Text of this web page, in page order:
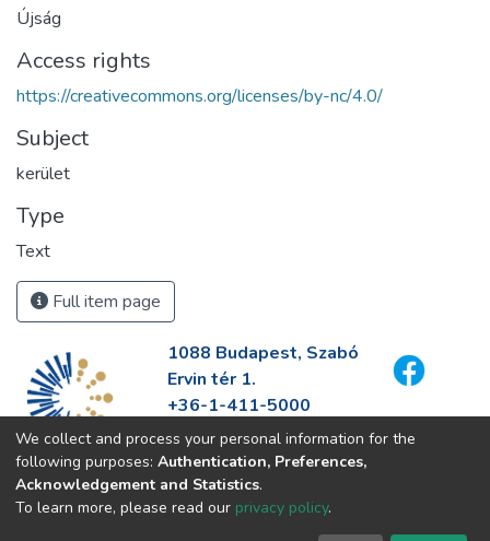
Újság
Access rights
https://creativecommons.org/licenses/by-nc/4.0/
Subject
kerület
Type
Text
Full item page
1088 Budapest, Szabó
Ervin tér 1.
+36-1-411-5000
info@fszek.hu
https://fszek.hu
We collect and process your personal information for the
following purposes: Authentication, Preferences,
Acknowledgement and Statistics.
To learn more, please read our privacy policy.